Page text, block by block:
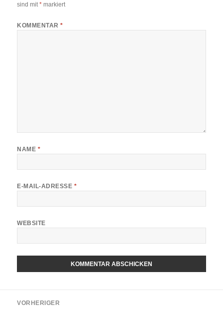
sind mit* markiert
KOMMENTAR*
NAME *
E-MAIL-ADRESSE *
WEBSITE
VORHERIGER